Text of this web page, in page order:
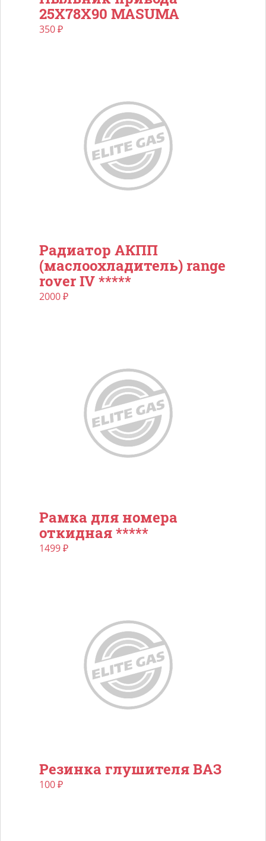
25X78X90 MASUMA
350₽
Рaдиaтoр АКПП
(мaслоохлaдитель) rangе
rovеr IV *****
2000₽
Рамка для номера
откидная *****
1499₽
Резинка глушителя ВАЗ
100₽